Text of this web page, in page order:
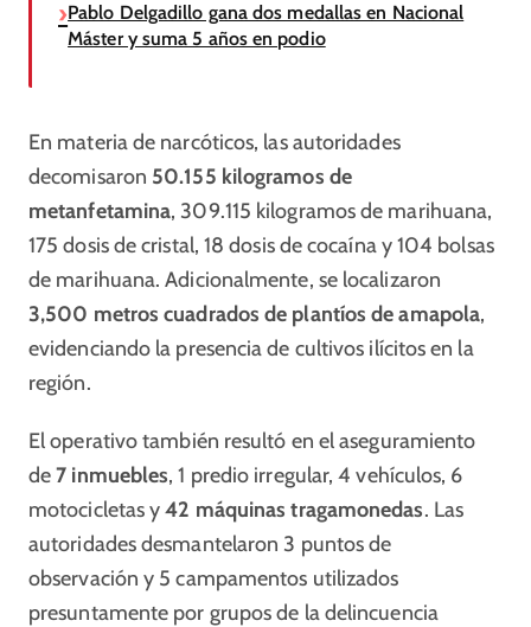
Pablo Delgadillo gana dos medallas en Nacional
Máster y suma 5 años en podio
En materia de narcóticos, las autoridades
decomisaron 50.155 kilogramos de
metanfetamina, 309.115 kilogramos de marihuana,
175 dosis de cristal, 18 dosis de cocaína y 104 bolsas
de marihuana. Adicionalmente, se localizaron
3,500 metros cuadrados de plantíos de amapola,
evidenciando la presencia de cultivos ilícitos en la
región.
El operativo también resultó en el aseguramiento
de7 inmuebles, 1 predio irregular, 4 vehículos, 6
motocicletas y42 máquinas tragamonedas. Las
autoridades desmantelaron 3 puntos de
observación y 5 campamentos utilizados
presuntamente por grupos de la delincuencia